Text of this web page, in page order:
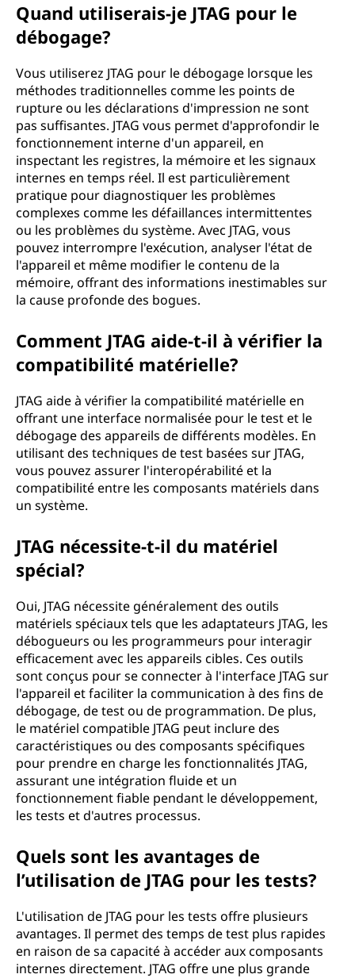
Quand utiliserais-je JTAG pour le
débogage?
Vous utiliserez JTAG pour le débogage lorsque les
méthodes traditionnelles comme les points de
rupture ou les déclarations d'impression ne sont
pas suffisantes. JTAG vous permet d'approfondir le
fonctionnement interne d'un appareil, en
inspectant les registres, la mémoire et les signaux
internes en temps réel. Il est particulièrement
pratique pour diagnostiquer les problèmes
complexes comme les défaillances intermittentes
ou les problèmes du système. Avec JTAG, vous
pouvez interrompre l'exécution, analyser l'état de
l'appareil et même modifier le contenu de la
mémoire, offrant des informations inestimables sur
la cause profonde des bogues.
Comment JTAG aide-t-il à vérifier la
compatibilité matérielle?
JTAG aide à vérifier la compatibilité matérielle en
offrant une interface normalisée pour le test et le
débogage des appareils de différents modèles. En
utilisant des techniques de test basées sur JTAG,
vous pouvez assurer l'interopérabilité et la
compatibilité entre les composants matériels dans
un système.
JTAG nécessite-t-il du matériel
spécial?
Oui, JTAG nécessite généralement des outils
matériels spéciaux tels que les adaptateurs JTAG, les
débogueurs ou les programmeurs pour interagir
efficacement avec les appareils cibles. Ces outils
sont conçus pour se connecter à l'interface JTAG sur
l'appareil et faciliter la communication à des fins de
débogage, de test ou de programmation. De plus,
le matériel compatible JTAG peut inclure des
caractéristiques ou des composants spécifiques
pour prendre en charge les fonctionnalités JTAG,
assurant une intégration fluide et un
fonctionnement fiable pendant le développement,
les tests et d'autres processus.
Quels sont les avantages de
l’utilisation de JTAG pour les tests?
L'utilisation de JTAG pour les tests offre plusieurs
avantages. Il permet des temps de test plus rapides
en raison de sa capacité à accéder aux composants
internes directement. JTAG offre une plus grande